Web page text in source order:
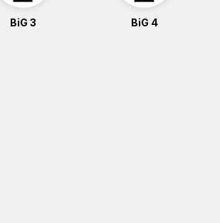
BiG 3 BiG 4